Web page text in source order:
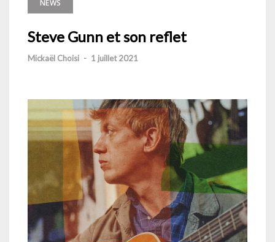
NEWS
Steve Gunn et son reflet
Mickaël Choisi - 1 juillet 2021